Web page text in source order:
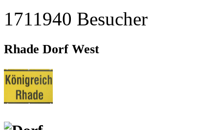
1711940 Besucher
Rhade Dorf West